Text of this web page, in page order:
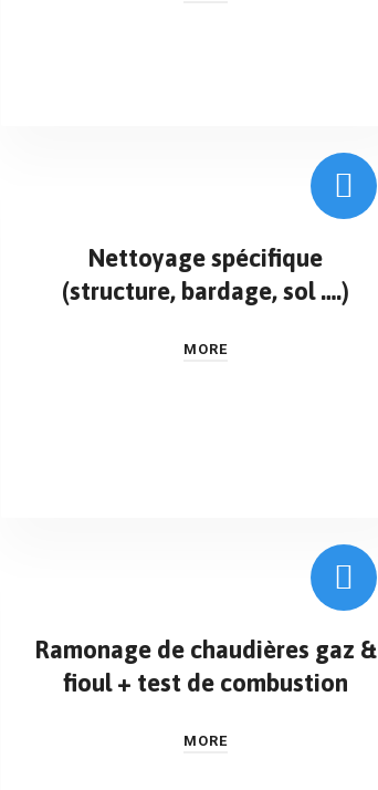
Nettoyage spécifique
(structure, bardage, sol ….)
MORE
Ramonage de chaudières gaz &
fioul + test de combustion
MORE